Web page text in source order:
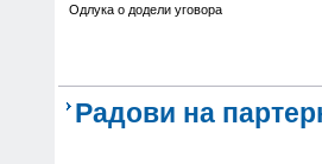
Одлука о додели уговора
Радови на